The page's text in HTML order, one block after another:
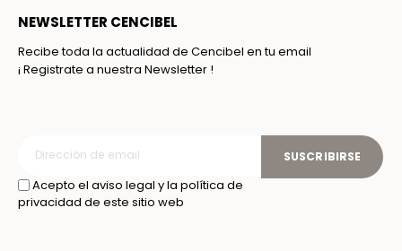
NEWSLETTER CENCIBEL
Recibe toda la actualidad de Cencibel en tu email
¡ Registrate a nuestra Newsletter !
Acepto el aviso legal y la política de
privacidad de este sitio web
SUSCRIBIRSE